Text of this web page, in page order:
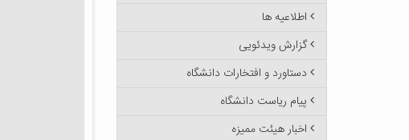
اطلاعیه ها
گزارش ویدئویی
دستاورد و افتخارات دانشگاه
پیام ریاست دانشگاه
اخبار هیئت ممیزه